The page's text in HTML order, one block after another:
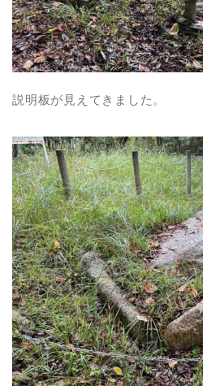
説明板が見えてきました。